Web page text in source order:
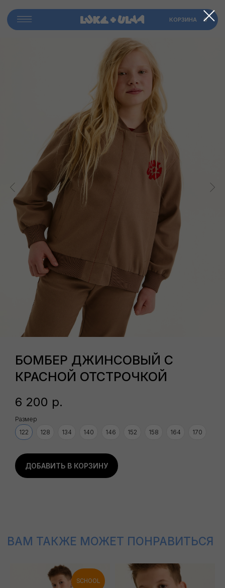
БОМБЕР ДЖИНСОВЫЙ С
КРАСНОЙ ОТСТРОЧКОЙ
6 200 р.
Размер
122
128 134 140 146 152 158 164 170
ДОБАВИТЬ В КОРЗИНУ
SCHOOL